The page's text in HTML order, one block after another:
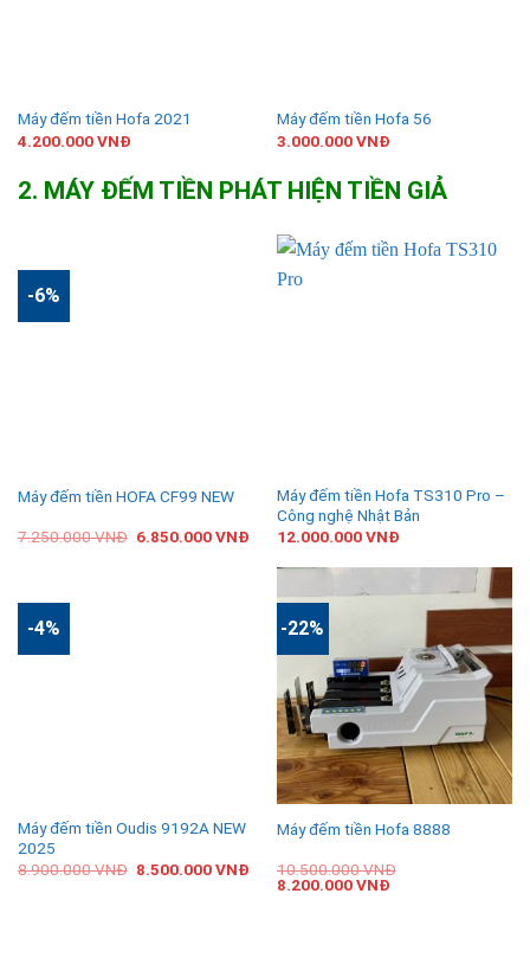
Máy đếm tiền Hofa 2021
4.200.000VNĐ
Máy đếm tiền Hofa 56
3.000.000VNĐ
2. MÁY ĐẾM TIỀN PHÁT HIỆN TIỀN GIẢ
-6%
Máy đếm tiền HOFA CF99 NEW
7.250.000VNĐ 6.850.000VNĐ
Máy đếm tiền Hofa TS310 Pro –
Công nghệ Nhật Bản
12.000.000VNĐ
-4%
Máy đếm tiền Oudis 9192A NEW
2025
8.900.000VNĐ 8.500.000VNĐ
-22%
Máy đếm tiền Hofa 8888
10.500.000VNĐ
8.200.000VNĐ